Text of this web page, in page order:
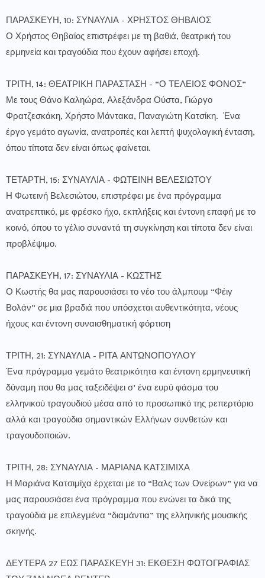
ΠΑΡΑΣΚΕΥΗ, 10: ΣΥΝΑΥΛΙΑ - ΧΡΗΣΤΟΣ ΘΗΒΑΙΟΣ
Ο Χρήστος Θηβαίος επιστρέφει με τη βαθιά, θεατρική του
ερμηνεία και τραγούδια που έχουν αφήσει εποχή.
ΤΡΙΤΗ, 14: ΘΕΑΤΡΙΚΗ ΠΑΡΑΣΤΑΣΗ - “Ο ΤΕΛΕΙΟΣ ΦΟΝΟΣ”
Με τους Θάνο Καληώρα, Αλεξάνδρα Ούστα, Γιώργο
Φρατζεσκάκη, Χρήστο Μάντακα, Παναγιώτη Κατσίκη. Ένα
έργο γεμάτο αγωνία, ανατροπές και λεπτή ψυχολογική ένταση,
όπου τίποτα δεν είναι όπως φαίνεται.
ΤΕΤΑΡΤΗ, 15: ΣΥΝΑΥΛΙΑ - ΦΩΤΕΙΝΗ ΒΕΛΕΣΙΩΤΟΥ
Η Φωτεινή Βελεσιώτου, επιστρέφει με ένα πρόγραμμα
ανατρεπτικό, με φρέσκο ήχο, εκπλήξεις και έντονη επαφή με το
κοινό, όπου το γέλιο συναντά τη συγκίνηση και τίποτα δεν είναι
προβλέψιμο.
ΠΑΡΑΣΚΕΥΗ, 17: ΣΥΝΑΥΛΙΑ - ΚΩΣΤΗΣ
Ο Κωστής θα μας παρουσιάσει το νέο του άλμπουμ “Φέιγ
Βολάν” σε μια βραδιά που υπόσχεται αυθεντικότητα, νέους
ήχους και έντονη συναισθηματική φόρτιση
ΤΡΙΤΗ, 21: ΣΥΝΑΥΛΙΑ - ΡΙΤΑ ΑΝΤΩΝΟΠΟΥΛΟΥ
Ένα πρόγραμμα γεμάτο θεατρικότητα και έντονη ερμηνευτική
δύναμη που θα μας ταξειδέψει σ’ ένα ευρύ φάσμα του
ελληνικού τραγουδιού μέσα από το προσωπικό της ρεπερτόριο
αλλά και τραγούδια σημαντικών Ελλήνων συνθετών και
τραγουδοποιών.
ΤΡΙΤΗ, 28: ΣΥΝΑΥΛΙΑ - ΜΑΡΙΑΝΑ ΚΑΤΣΙΜΙΧΑ
Η Μαριάνα Κατσιμίχα έρχεται με το “Βαλς των Ονείρων” για να
μας παρουσιάσει ένα πρόγραμμα που ενώνει τα δικά της
τραγούδια με επιλεγμένα “διαμάντια” της ελληνικής μουσικής
σκηνής.
ΔΕΥΤΕΡΑ 27 ΕΩΣ ΠΑΡΑΣΚΕΥΗ 31: ΕΚΘΕΣΗ ΦΩΤΟΓΡΑΦΙΑΣ